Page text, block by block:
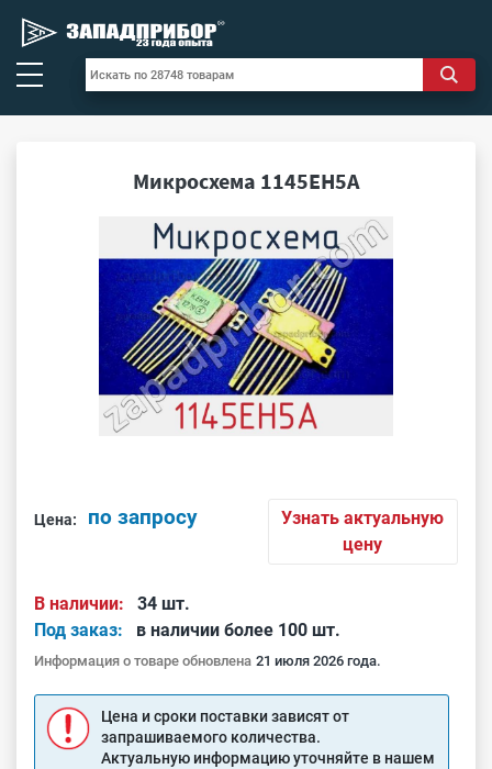
Микросхема 1145ЕН5А
Цена: по запросу
Узнать актуальную
цену
В наличии:
34 шт.
Под заказ:
в наличии более 100 шт.
Информация о товаре обновлена 21 июля 2026 года.
Цена и сроки поставки зависят от
запрашиваемого количества.
Актуальную информацию уточняйте в нашем